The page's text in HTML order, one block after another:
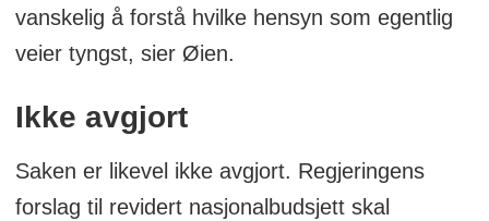
vanskelig å forstå hvilke hensyn som egentlig
veier tyngst, sier Øien.
Ikke avgjort
Saken er likevel ikke avgjort. Regjeringens
forslag til revidert nasjonalbudsjett skal